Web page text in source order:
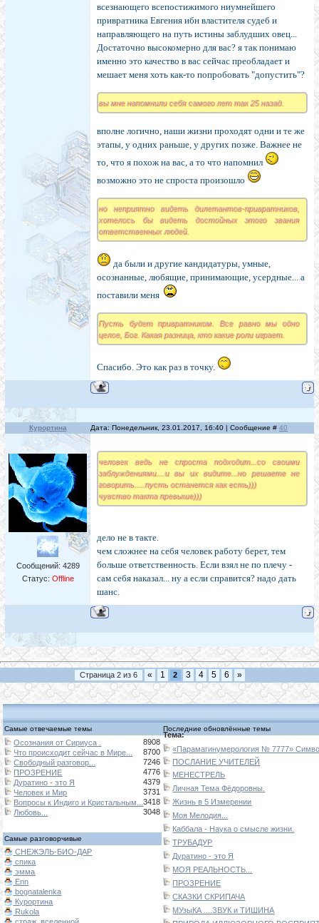
всезнающего всепостижимого ниумнейшего
привратника Евгения ибн властителя судеб и
направляющего на путь истины заблудших овец...
Достаточно высокомерно для вас? я так понимаю
именно это качество в вас сейчас преобладает и
мешает меня хоть как-то попробовать "допустить"?
вы мне напомнили себя самого лет так 25 назад.
вполне логично, наши жизни проходят одни и те же
этапы, у одних раньше, у других позже. Важнее не
то, что я похож на вас, а то что напомнил
возможно это не спроста произошло
но неприятно видеть дилетантов-привратников,
хотелось бы видеть достойных этого звания
ответственных людей.
да были и другие кандидатуры, умные,
осознанные, любящие, принимающие, усердные... а
поставили меня
Пусть будет привратником. Все равно мы одно
целое, Бог. Какая разница, кто какие роли играет.
Спасибо. Это как раз в точку.
Курортина Дата: Понедельник, 23.01.2017, 16:40 | Сообщение # 40
Сообщений: 4289
Статус: Offline
человек ведь не спроста подходит...со своими
заблуждениями....и вы их видите...но решаете не
говорить.....пусть останется как есть)))
чувство такта превыше)))
дело не в такте.
чем сложнее на себя человек работу берет, тем
больше ответственность. Если взял не по плечу -
сам себя наказал... ну а если справится? надо дать
шанс.
Страница 2из 6 « 1 2 3 4 5 6 »
Самые отвечаемые темы Последние обновлённые темы
Осознания от Сириуса .
8908
Что происходит сейчас в Мире...
8700
Свободный разговор...
7246
ПРОЗРЕНИЕ
4776
Дуратино - это Я
4379
Человек и Мир
3731
Вопросы к Индиго и Кристальным...3418
Любовь...
3048
Тема:
«Парамагинумерология № 7777»
ПОСЛАНИЕ УЧИТЕЛЕЙ
МЕНЕСТРЕЛЬ
Личная Тема Фёдоровны.
Жизнь в 5 Измерении
Моя Мелодия...
Каббала - Наука о смысле жизни.
ТРУБАДУР
Дуратино - это Я
МОЯ РЕАЛЬНОСТЬ...
ПРОЗРЕНИЕ
СКАЗКИ СКРИПАЧА
МУзыКА ....ЗВУК и ТИШИНА
Самые разговорчивые
СНЕЖЭЛЬ-БИО-ДАР
спика
эмма
Enn
bognatalenka
Курортина
Rukola